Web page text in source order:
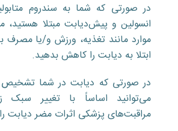
در صورتی که شما به سندروم
انسولین و پیش‌دیابت مبتلا هستید،
موارد مانند تغذیه، ورزش و/یا مصرف
ابتلا به دیابت را کاهش بدهید.
در صورتی که دیابت در شما
می‌توانید اساساً با تغییر
مراقبت‌های پزشکی اثرات مضر دیابت